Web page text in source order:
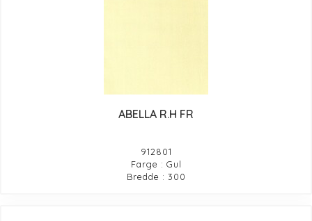
ABELLA R.H FR
912801
Farge : Gul
Bredde : 300